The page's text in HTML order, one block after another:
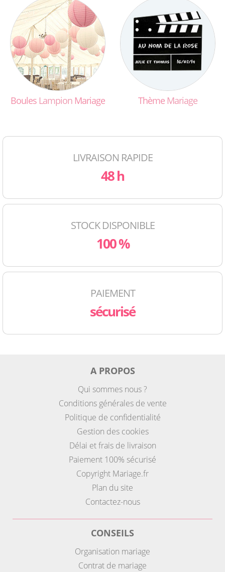
Boules LampionMariage Thème Mariage
LIVRAISON RAPIDE
48 h
STOCK DISPONIBLE
100 %
PAIEMENT
sécurisé
A PROPOS
Qui sommes nous ?
Conditions générales de vente
Politique de confidentialité
Gestion des cookies
Délai et frais de livraison
Paiement 100% sécurisé
Copyright Mariage.fr
Plan du site
Contactez-nous
CONSEILS
Organisation mariage
Contrat de mariage